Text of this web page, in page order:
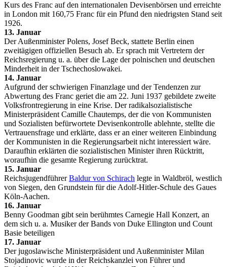
Kurs des Franc auf den internationalen Devisenbörsen und erreichte
in London mit 160,75 Franc für ein Pfund den niedrigsten Stand seit
1926.
13. Januar
Der Außenminister Polens, Josef Beck, stattete Berlin einen
zweitägigen offiziellen Besuch ab. Er sprach mit Vertretern der
Reichsregierung u. a. über die Lage der polnischen und deutschen
Minderheit in der Tschechoslowakei.
14. Januar
Aufgrund der schwierigen Finanzlage und der Tendenzen zur
Abwertung des Franc geriet die am 22. Juni 1937 gebildete zweite
Volksfrontregierung in eine Krise. Der radikalsozialistische
Ministerpräsident Camille Chautemps, der die von Kommunisten
und Sozialisten befürwortete Devisenkontrolle ablehnte, stellte die
Vertrauensfrage und erklärte, dass er an einer weiteren Einbindung
der Kommunisten in die Regierungsarbeit nicht interessiert wäre.
Daraufhin erklärten die sozialistischen Minister ihren Rücktritt,
woraufhin die gesamte Regierung zurücktrat.
15. Januar
ReichsjugendführerBaldur von Schirach legte in Waldbröl, westlich
von Siegen, den Grundstein für die Adolf-Hitler-Schule des Gaues
Köln-Aachen.
16. Januar
Benny Goodman gibt sein berühmtes Carnegie Hall Konzert, an
dem sich u. a. Musiker der Bands von Duke Ellington und Count
Basie beteiligen
17. Januar
Der jugoslawische Ministerpräsident und Außenminister Milan
Stojadinovic wurde in der Reichskanzlei von Führer und